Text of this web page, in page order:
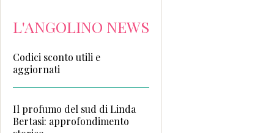
L'ANGOLINO NEWS
Codici sconto utili e
aggiornati
Il profumo del sud di Linda
Bertasi: approfondimento